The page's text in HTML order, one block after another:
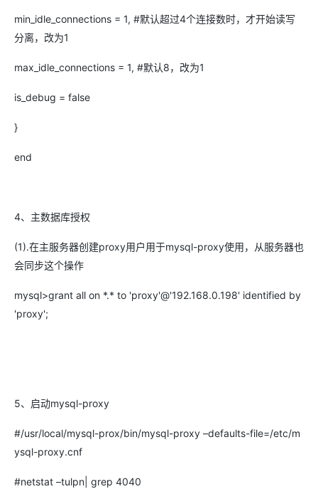
min_idle_connections = 1, #默认超过4个连接数时，才开始读写
分离，改为1
max_idle_connections = 1, #默认8，改为1
is_debug = false
}
end
4、主数据库授权
(1).在主服务器创建proxy用户用于mysql-proxy使用，从服务器也
会同步这个操作
mysql>grant all on *.* to 'proxy'@'192.168.0.198' identified by
'proxy';
5、启动mysql-proxy
#/usr/local/mysql-prox/bin/mysql-proxy –defaults-file=/etc/m
ysql-proxy.cnf
#netstat –tulpn| grep 4040